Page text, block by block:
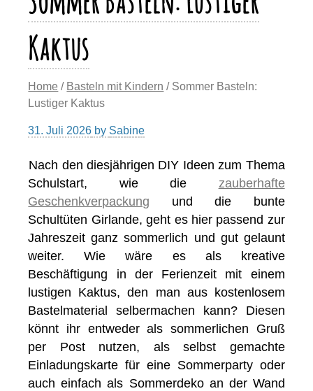
Kaktus
Home / Basteln mit Kindern / Sommer Basteln:
Lustiger Kaktus
31. Juli 2026 by Sabine
Nach den diesjährigen DIY Ideen zum Thema
Schulstart, wie die zauberhafte
Geschenkverpackung und die bunte
Schultüten Girlande, geht es hier passend zur
Jahreszeit ganz sommerlich und gut gelaunt
weiter. Wie wäre es als kreative
Beschäftigung in der Ferienzeit mit einem
lustigen Kaktus, den man aus kostenlosem
Bastelmaterial selbermachen kann? Diesen
könnt ihr entweder als sommerlichen Gruß
per Post nutzen, als selbst gemachte
Einladungskarte für eine Sommerparty oder
auch einfach als Sommerdeko an der Wand